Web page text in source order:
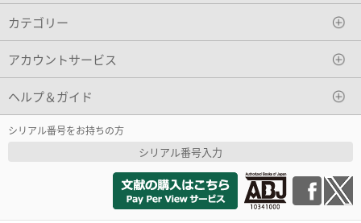
カテゴリー
アカウントサービス
ヘルプ＆ガイド
シリアル番号をお持ちの方
シリアル番号入力